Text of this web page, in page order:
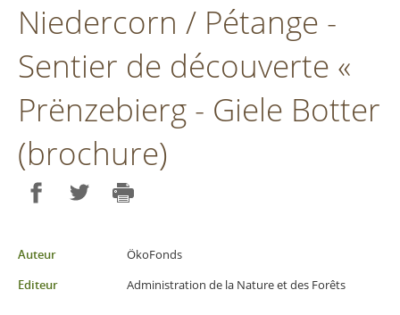
Niedercorn / Pétange -
Sentier de découverte «
Prënzebierg - Giele Botter
(brochure)
Auteur
ÖkoFonds
Editeur
Administration de la Nature et des Forêts